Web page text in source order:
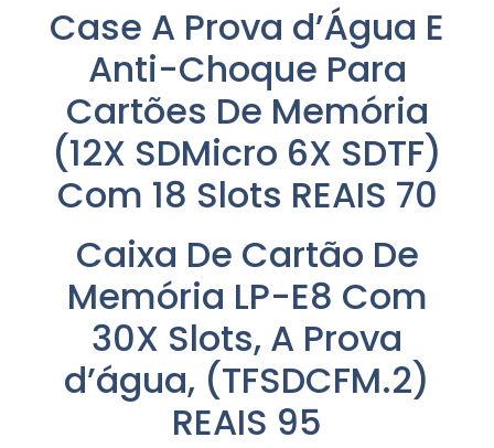
Case A Prova d’Água E
Anti-Choque Para
Cartões De Memória
(12X SDMicro 6X SDTF)
Com 18 Slots REAIS 70
Caixa De Cartão De
Memória LP-E8 Com
30X Slots, A Prova
d’água, (TFSDCFM.2)
REAIS 95